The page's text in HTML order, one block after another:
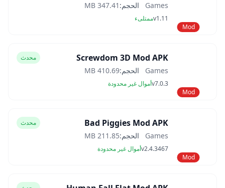
Mod
Games الحجم: 347.41 MB
v1.11ممتلىء
Mod
Screwdom 3D Mod APK محدث
Games الحجم:410.69 MB
v7.0.3أموال غير محدودة
Mod
Bad Piggies Mod APK محدث
Games الحجم:211.85 MB
v2.4.3467أموال غير محدودة